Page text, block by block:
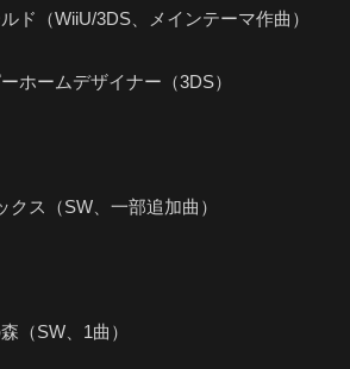
ド（WiiU/3DS、メインテーマ作曲）
ホームデザイナー（3DS）
ス（SW、一部追加曲）
（SW、1曲）